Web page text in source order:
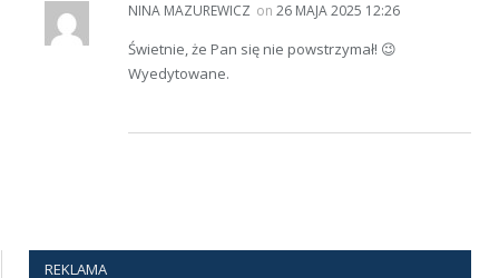
NINA MAZUREWICZ on 26 MAJA 2025 12:26
Świetnie, że Pan się nie powstrzymał! 😉
Wyedytowane.
REKLAMA